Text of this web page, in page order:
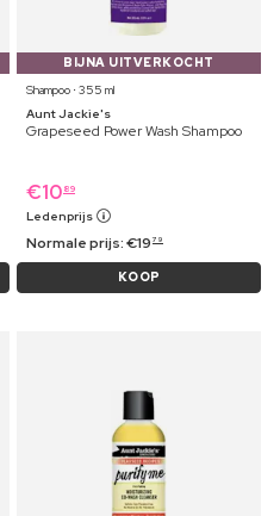
BIJNA UITVERKOCHT
Shampoo ⋅ 355 ml
Aunt Jackie's
Grapeseed Power Wash Shampoo
€10 89
Ledenprijs
Normale prijs:€19 79
KOOP